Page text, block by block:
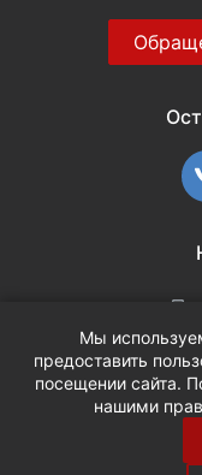
Мы
предоставить
посещении сайта.
нашими